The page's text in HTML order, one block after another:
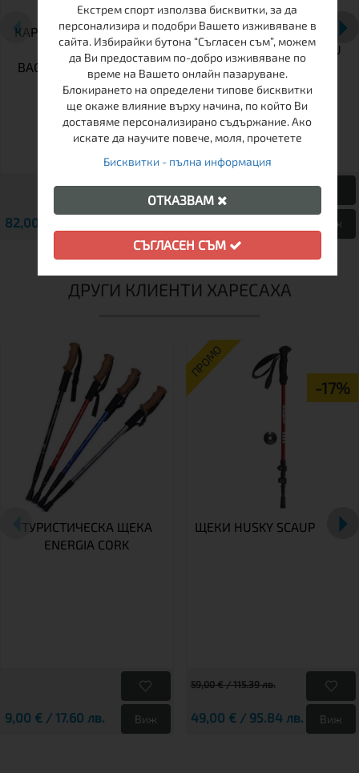
КАРБОНОВИ СГЪВАЕМИ
ЩЕКИ CAMP
BACKCOUNTRY CARBON
2.0 64-135СМ
82,00 € / 160.38 лв.
АЛУМИНИЕВИ СГЪВАЕМИ
ЩЕКИ CAMP SONIC ALU
115-135СМ
Виж
ДРУГИ КЛИЕНТИ ХАРЕСАХА
ТУРИСТИЧЕСКА ЩЕКА
ENERGIA CORK
9,00 € / 17.60 лв. Виж
ПРОМО
-17%
ЩЕКИ HUSKY SCAUP
59,00 € / 115.39 лв.
49,00 € / 95.84 лв. Виж
Екстрем спорт използва бисквитки, за да
персонализира и подобри Вашето изживяване в
сайта. Избирайки бутона “Съгласен съм”, можем
да Ви предоставим по-добро изживяване по
време на Вашето онлайн пазаруване.
Блокирането на определени типове бисквитки
ще окаже влияние върху начина, по който Ви
доставяме персонализирано съдържание. Ако
искате да научите повече, моля, прочетете
Бисквитки - пълна информация
ОТКАЗВАМ
СЪГЛАСЕН СЪМ